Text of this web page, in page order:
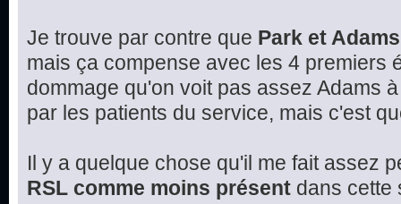
Je trouve par contre que Park et Adams
mais ça compense avec les 4 premiers
dommage qu'on voit pas assez Adams
par les patients du service, mais c'est
Il y a quelque chose qu'il me fait assez
RSL comme moins présent dans cette